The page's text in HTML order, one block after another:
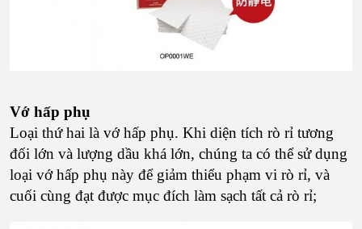
Vớ hấp phụ
Loại thứ hai là vớ hấp phụ. Khi diện tích rò rỉ tương
đối lớn và lượng dầu khá lớn, chúng ta có thể sử dụng
loại vớ hấp phụ này để giảm thiểu phạm vi rò rỉ, và
cuối cùng đạt được mục đích làm sạch tất cả rò rỉ;